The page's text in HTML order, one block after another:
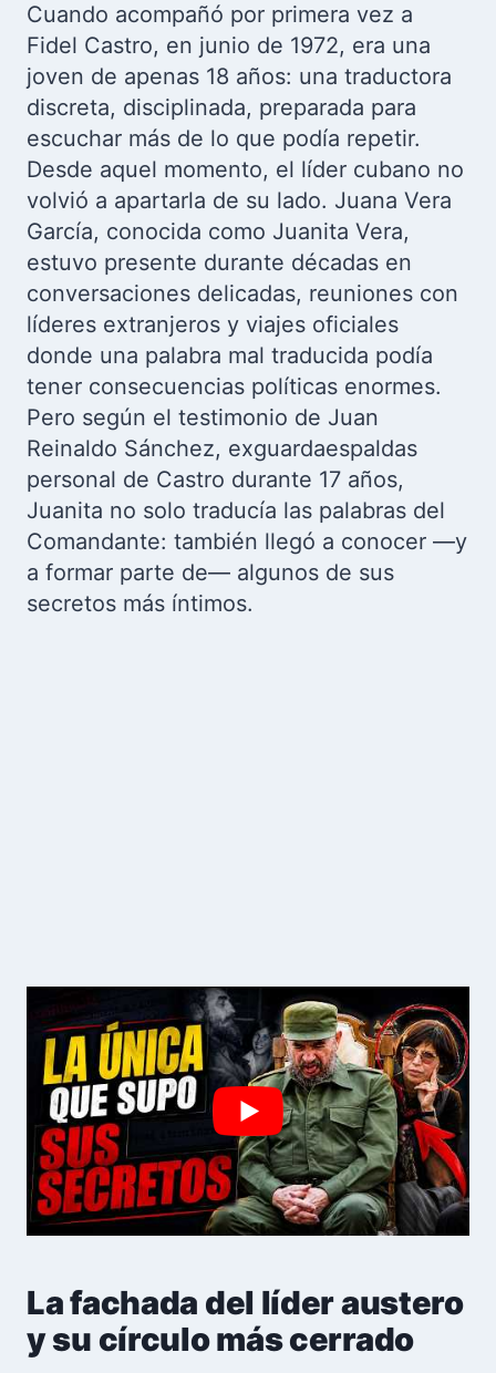
Cuando acompañó por primera vez a
Fidel Castro, en junio de 1972, era una
joven de apenas 18 años: una traductora
discreta, disciplinada, preparada para
escuchar más de lo que podía repetir.
Desde aquel momento, el líder cubano no
volvió a apartarla de su lado. Juana Vera
García, conocida como Juanita Vera,
estuvo presente durante décadas en
conversaciones delicadas, reuniones con
líderes extranjeros y viajes oficiales
donde una palabra mal traducida podía
tener consecuencias políticas enormes.
Pero según el testimonio de Juan
Reinaldo Sánchez, exguardaespaldas
personal de Castro durante 17 años,
Juanita no solo traducía las palabras del
Comandante: también llegó a conocer —y
a formar parte de— algunos de sus
secretos más íntimos.
La fachada del líder austero
y su círculo más cerrado